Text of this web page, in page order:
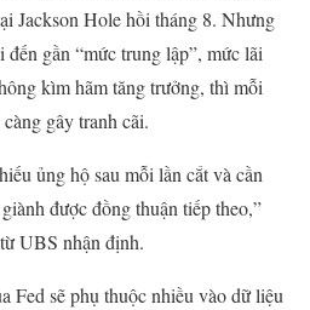
Jackson Hole hồi tháng 8. Nhưng
gần “mức trung lập”, mức lãi
kìm hãm tăng trưởng, thì mỗi
gây tranh cãi.
ủng hộ sau mỗi lần cắt và cần
được đồng thuận tiếp theo,”
UBS nhận định.
Fed sẽ phụ thuộc nhiều vào dữ liệu